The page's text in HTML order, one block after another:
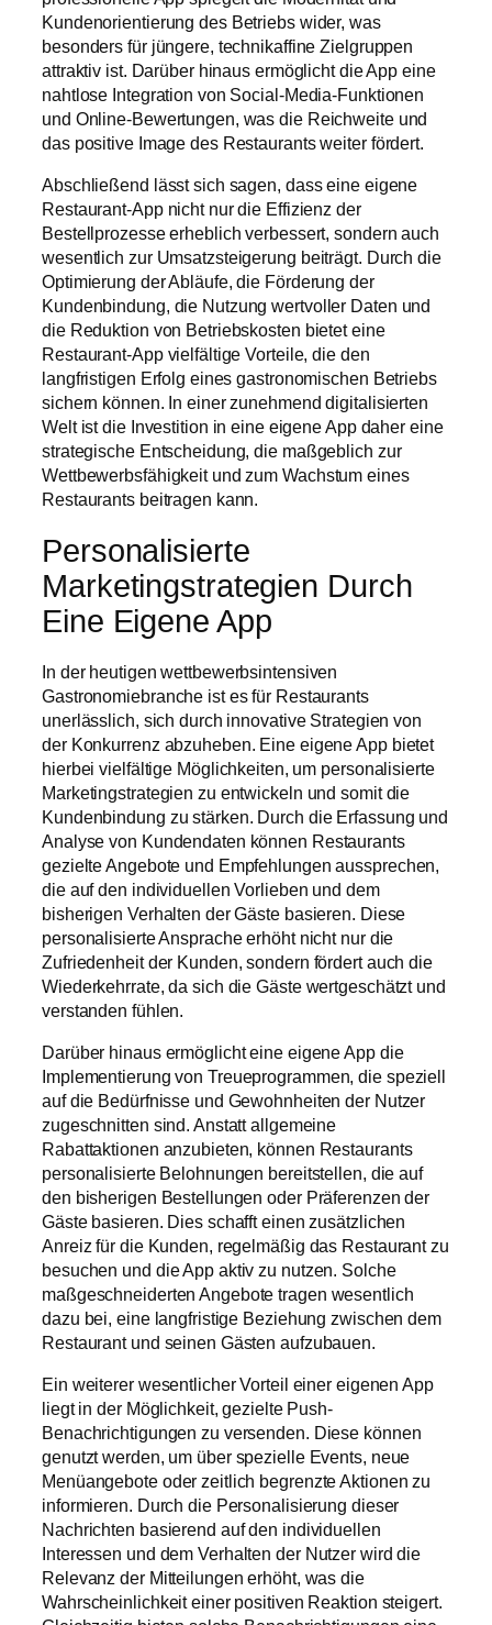
Kundenorientierung des Betriebs wider, was
besonders für jüngere, technikaffine Zielgruppen
attraktiv ist. Darüber hinaus ermöglicht die App eine
nahtlose Integration von Social-Media-Funktionen
und Online-Bewertungen, was die Reichweite und
das positive Image des Restaurants weiter fördert.
Abschließend lässt sich sagen, dass eine eigene
Restaurant-App nicht nur die Effizienz der
Bestellprozesse erheblich verbessert, sondern auch
wesentlich zur Umsatzsteigerung beiträgt. Durch die
Optimierung der Abläufe, die Förderung der
Kundenbindung, die Nutzung wertvoller Daten und
die Reduktion von Betriebskosten bietet eine
Restaurant-App vielfältige Vorteile, die den
langfristigen Erfolg eines gastronomischen Betriebs
sichern können. In einer zunehmend digitalisierten
Welt ist die Investition in eine eigene App daher eine
strategische Entscheidung, die maßgeblich zur
Wettbewerbsfähigkeit und zum Wachstum eines
Restaurants beitragen kann.
Personalisierte
Marketingstrategien Durch
Eine Eigene App
In der heutigen wettbewerbsintensiven
Gastronomiebranche ist es für Restaurants
unerlässlich, sich durch innovative Strategien von
der Konkurrenz abzuheben. Eine eigene App bietet
hierbei vielfältige Möglichkeiten, um personalisierte
Marketingstrategien zu entwickeln und somit die
Kundenbindung zu stärken. Durch die Erfassung und
Analyse von Kundendaten können Restaurants
gezielte Angebote und Empfehlungen aussprechen,
die auf den individuellen Vorlieben und dem
bisherigen Verhalten der Gäste basieren. Diese
personalisierte Ansprache erhöht nicht nur die
Zufriedenheit der Kunden, sondern fördert auch die
Wiederkehrrate, da sich die Gäste wertgeschätzt und
verstanden fühlen.
Darüber hinaus ermöglicht eine eigene App die
Implementierung von Treueprogrammen, die speziell
auf die Bedürfnisse und Gewohnheiten der Nutzer
zugeschnitten sind. Anstatt allgemeine
Rabattaktionen anzubieten, können Restaurants
personalisierte Belohnungen bereitstellen, die auf
den bisherigen Bestellungen oder Präferenzen der
Gäste basieren. Dies schafft einen zusätzlichen
Anreiz für die Kunden, regelmäßig das Restaurant zu
besuchen und die App aktiv zu nutzen. Solche
maßgeschneiderten Angebote tragen wesentlich
dazu bei, eine langfristige Beziehung zwischen dem
Restaurant und seinen Gästen aufzubauen.
Ein weiterer wesentlicher Vorteil einer eigenen App
liegt in der Möglichkeit, gezielte Push-
Benachrichtigungen zu versenden. Diese können
genutzt werden, um über spezielle Events, neue
Menüangebote oder zeitlich begrenzte Aktionen zu
informieren. Durch die Personalisierung dieser
Nachrichten basierend auf den individuellen
Interessen und dem Verhalten der Nutzer wird die
Relevanz der Mitteilungen erhöht, was die
Wahrscheinlichkeit einer positiven Reaktion steigert.